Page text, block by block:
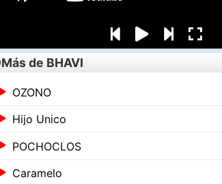
Más de BHAVI
OZONO
Hijo Unico
POCHOCLOS
Caramelo